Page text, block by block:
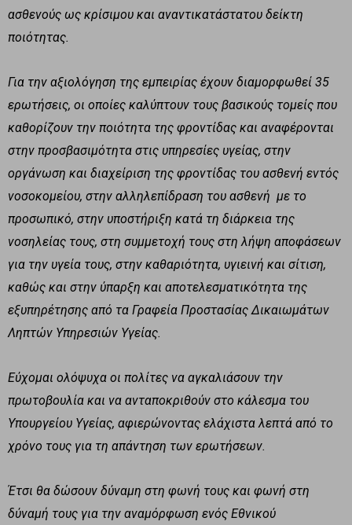
ασθενούς ως κρίσιμου και αναντικατάστατου δείκτη
ποιότητας.
Για την αξιολόγηση της εμπειρίας έχουν διαμορφωθεί 35
ερωτήσεις, οι οποίες καλύπτουν τους βασικούς τομείς που
καθορίζουν την ποιότητα της φροντίδας και αναφέρονται
στην προσβασιμότητα στις υπηρεσίες υγείας, στην
οργάνωση και διαχείριση της φροντίδας του ασθενή εντός
νοσοκομείου, στην αλληλεπίδραση του ασθενή με το
προσωπικό, στην υποστήριξη κατά τη διάρκεια της
νοσηλείας τους, στη συμμετοχή τους στη λήψη αποφάσεων
για την υγεία τους, στην καθαριότητα, υγιεινή και σίτιση,
καθώς και στην ύπαρξη και αποτελεσματικότητα της
εξυπηρέτησης από τα Γραφεία Προστασίας Δικαιωμάτων
Ληπτών Υπηρεσιών Υγείας.
Εύχομαι ολόψυχα οι πολίτες να αγκαλιάσουν την
πρωτοβουλία και να ανταποκριθούν στο κάλεσμα του
Υπουργείου Υγείας, αφιερώνοντας ελάχιστα λεπτά από το
χρόνο τους για τη απάντηση των ερωτήσεων.
Έτσι θα δώσουν δύναμη στη φωνή τους και φωνή στη
δύναμή τους για την αναμόρφωση ενός Εθνικού